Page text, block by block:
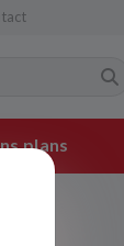
plans